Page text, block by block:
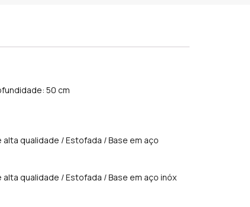
50 cm
qualidade / Estofada / Base em aço
qualidade / Estofada / Base em aço inóx